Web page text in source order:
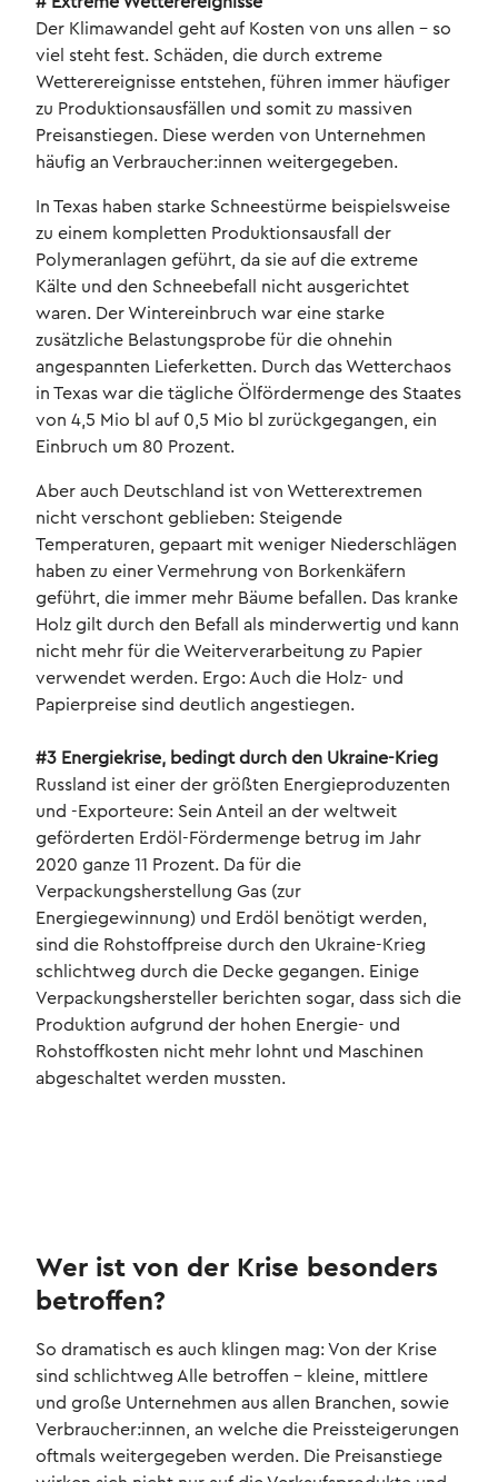
Der Klimawandel geht auf Kosten von uns allen – so
viel steht fest. Schäden, die durch extreme
Wetterereignisse entstehen, führen immer häufiger
zu Produktionsausfällen und somit zu massiven
Preisanstiegen. Diese werden von Unternehmen
häufig an Verbraucher:innen weitergegeben.
In Texas haben starke Schneestürme beispielsweise
zu einem kompletten Produktionsausfall der
Polymeranlagen geführt, da sie auf die extreme
Kälte und den Schneebefall nicht ausgerichtet
waren. Der Wintereinbruch war eine starke
zusätzliche Belastungsprobe für die ohnehin
angespannten Lieferketten. Durch das Wetterchaos
in Texas war die tägliche Ölfördermenge des Staates
von 4,5 Mio bl auf 0,5 Mio bl zurückgegangen, ein
Einbruch um 80 Prozent.
Aber auch Deutschland ist von Wetterextremen
nicht verschont geblieben: Steigende
Temperaturen, gepaart mit weniger Niederschlägen
haben zu einer Vermehrung von Borkenkäfern
geführt, die immer mehr Bäume befallen. Das kranke
Holz gilt durch den Befall als minderwertig und kann
nicht mehr für die Weiterverarbeitung zu Papier
verwendet werden. Ergo: Auch die Holz- und
Papierpreise sind deutlich angestiegen.
#3 Energiekrise, bedingt durch den Ukraine-Krieg
Russland ist einer der größten Energieproduzenten
und -Exporteure: Sein Anteil an der weltweit
geförderten Erdöl-Fördermenge betrug im Jahr
2020 ganze 11 Prozent. Da für die
Verpackungsherstellung Gas (zur
Energiegewinnung) und Erdöl benötigt werden,
sind die Rohstoffpreise durch den Ukraine-Krieg
schlichtweg durch die Decke gegangen. Einige
Verpackungshersteller berichten sogar, dass sich die
Produktion aufgrund der hohen Energie- und
Rohstoffkosten nicht mehr lohnt und Maschinen
abgeschaltet werden mussten.
Wer ist von der Krise besonders
betroffen?
So dramatisch es auch klingen mag: Von der Krise
sind schlichtweg Alle betroffen – kleine, mittlere
und große Unternehmen aus allen Branchen, sowie
Verbraucher:innen, an welche die Preissteigerungen
oftmals weitergegeben werden. Die Preisanstiege